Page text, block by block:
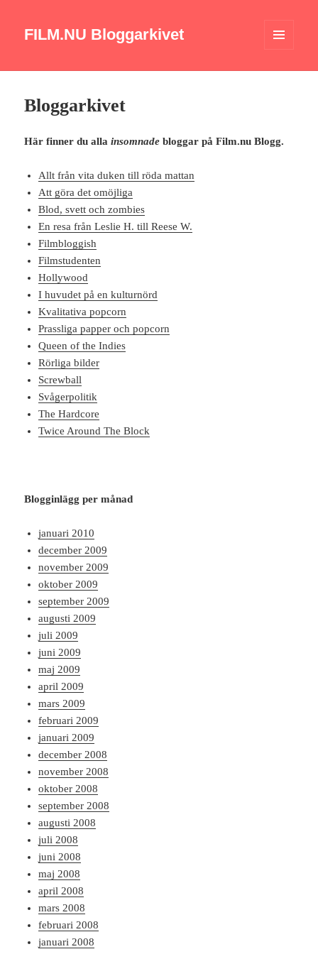
FILM.NU Bloggarkivet
WIDGETS
Bloggarkivet
Här finner du allainsomnade bloggar på Film.nu Blogg.
Allt från vita duken till röda mattan
Att göra det omöjliga
Blod, svett och zombies
En resa från Leslie H. till Reese W.
Filmbloggish
Filmstudenten
Hollywood
I huvudet på en kulturnörd
Kvalitativa popcorn
Prassliga papper och popcorn
Queen of the Indies
Rörliga bilder
Screwball
Svågerpolitik
The Hardcore
Twice Around The Block
Blogginlägg per månad
januari 2010
december 2009
november 2009
oktober 2009
september 2009
augusti 2009
juli 2009
juni 2009
maj 2009
april 2009
mars 2009
februari 2009
januari 2009
december 2008
november 2008
oktober 2008
september 2008
augusti 2008
juli 2008
juni 2008
maj 2008
april 2008
mars 2008
februari 2008
januari 2008